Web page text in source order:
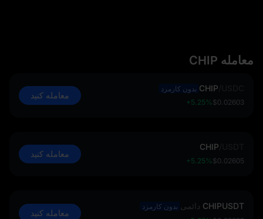
معامله CHIP
CHIP بدون کارمزد
$0.02603
+5.25%
معامله کنید
CHIP
$0.02605
+5.25%
معامله کنید
CHIPUSDT دائمی بدون کارمزد
معامله کنید